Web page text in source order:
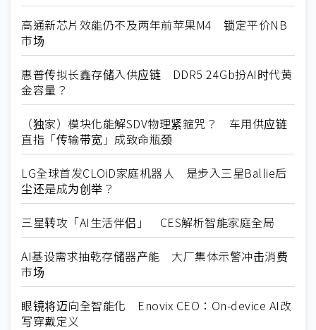
高通新芯片效能仍不及两年前苹果M4 锁定平价NB
市场
惠普传拟长鑫存储入供应链 DDR5 24Gb扮AI时代黄
金容量？
（独家）模块化能解SDV物理紧箍咒？ 车用供应链
直指「传输带宽」成致命瓶颈
LG全球首发CLOiD家庭机器人 是步入三星Ballie后
尘还是成为创举？
三星转攻「AI生活伴侣」 CES解析智能家庭全局
AI基设需求抽乾存储器产能 大厂集体示警冲击消费
市场
眼镜将迈向全智能化 Enovix CEO：On-device AI改
写穿戴定义